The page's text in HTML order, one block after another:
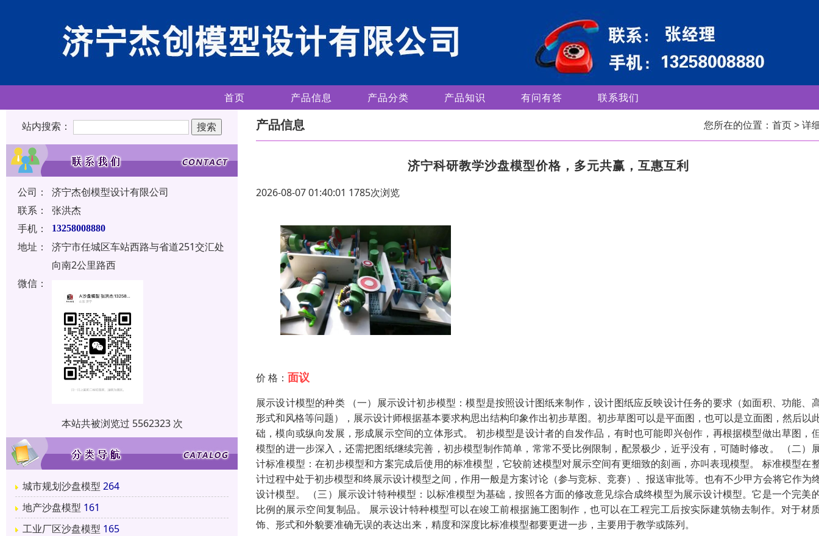
首页 产品信息 产品分类 产品知识 有问有答 联系我们
站内搜索：
公司：
济宁杰创模型设计有限公司
联系：
张洪杰
手机：
13258008880
地址：
济宁市任城区车站西路与省道251交汇处
向南2公里路西
微信：
本站共被浏览过 5562323 次
城市规划沙盘模型 264
地产沙盘模型 161
工业厂区沙盘模型 165
产品信息 您所在的位置： 首页> 详
济宁科研教学沙盘模型价格，多元共赢，互惠互利
2026-08-07 01:40:01 1785次浏览
价 格： 面议
展示设计模型的种类 （一）展示设计初步模型：模型是按照设计图纸来制作，设计图纸应反映设计任务的要求（如面积、功能、
形式和风格等问题），展示设计师根据基本要求构思出结构印象作出初步草图。初步草图可以是平面图，也可以是立面图，然后以
础，模向或纵向发展，形成展示空间的立体形式。 初步模型是设计者的自发作品，有时也可能即兴创作，再根据模型做出草图，
模型的进一步深入，还需把图纸继续完善，初步模型制作简单，常常不受比例限制，配景极少，近乎没有，可随时修改。 （二）
计标准模型：在初步模型和方案完成后使用的标准模型，它较前述模型对展示空间有更细致的刻画，亦叫表现模型。 标准模型在
计过程中处于初步模型和终展示设计模型之间，作用一般是方案讨论（参与竞标、竞赛）、报送审批等。也有不少甲方会将它作为
设计模型。 （三）展示设计特种模型：以标准模型为基础，按照各方面的修改意见综合成终模型为展示设计模型。它是一个完美
比例的展示空间复制品。 展示设计特种模型可以在竣工前根据施工图制作，也可以在工程完工后按实际建筑物去制作。对于材
饰、形式和外貌要准确无误的表达出来，精度和深度比标准模型都要更进一步，主要用于教学或陈列。